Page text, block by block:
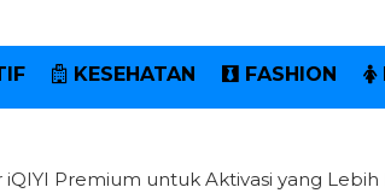
KESEHATAN FASHION
iQIYI Premium untuk Aktivasi yang Lebih